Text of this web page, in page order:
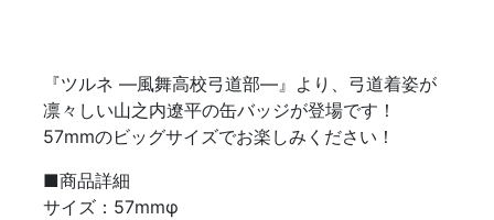
『ツルネ ―風舞高校弓道部―』より、弓道着姿が
凛々しい山之内遼平の缶バッジが登場です！
57mmのビッグサイズでお楽しみください！
■商品詳細
サイズ：57mmφ